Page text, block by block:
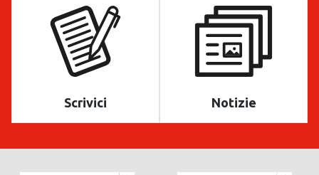
Scrivici Notizie